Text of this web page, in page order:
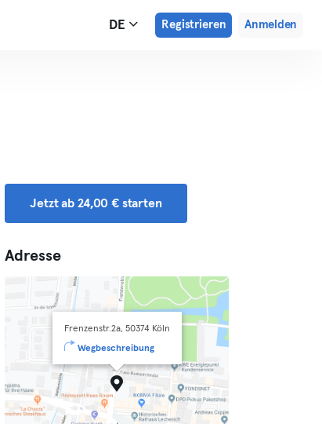
DE Registrieren Anmelden
Jetzt ab 24,00 € starten
Adresse
Frenzenstr.2a, 50374 Köln
Wegbeschreibung